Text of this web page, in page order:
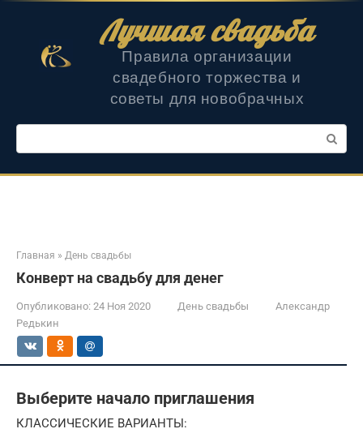
Лучшая свадьба
Правила организации
свадебного торжества и
советы для новобрачных
Поиск:
Главная » День свадьбы
Конверт на свадьбу для денег
Опубликовано: 24 Ноя 2020 День свадьбы
Александр
Редькин
Выберите начало приглашения
КЛАССИЧЕСКИЕ ВАРИАНТЫ: